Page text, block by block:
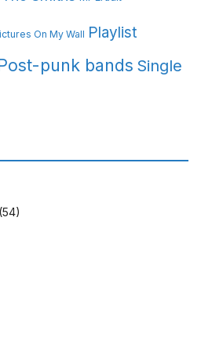
On My Wall Playlist
punk bands Single
(54)